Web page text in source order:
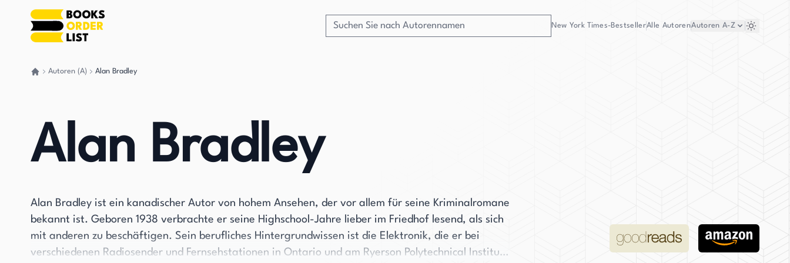
New York Times-BestsellerAlle AutorenAutoren A-Z
Autoren (A) Alan Bradley
Alan Bradley
Alan Bradley ist ein kanadischer Autor von hohem Ansehen, der vor allem für seine Kriminalromane
bekannt ist. Geboren 1938 verbrachte er seine Highschool-Jahre lieber im Friedhof lesend, als sich
mit anderen zu beschäftigen. Sein berufliches Hintergrundwissen ist die Elektronik, die er bei
verschiedenen Radiosender und Fernsehstationen in Ontario und am Ryerson Polytechnical Institute